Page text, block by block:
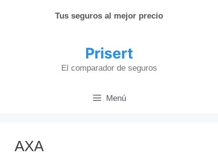
Tus seguros al mejor precio
Prisert
El comparador de seguros
Menú
AXA